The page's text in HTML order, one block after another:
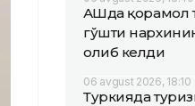
АҚШда қорамол
гўшти
олиб келди
06 avgust 2026, 18:10
Туркияда